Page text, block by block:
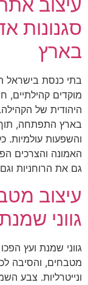
סגנונות
בארץ
בתי כנסת בישראל
מוקדים קהילתיים,
היהודית של
בארץ התפתחה,
והשפעות עולמיות.
האמונה והצרכים
גם את הרוחניות
עיצוב
גווני
גווני שמנת ועץ
מטבחים, והסיבה
ונייטרליות. צבע